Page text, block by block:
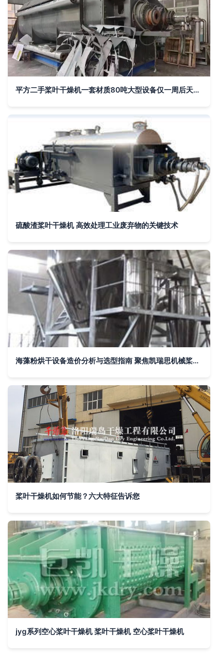
平方二手桨叶干燥机一套材质80吨大型设备仅一周后天到家需要的请联系
硫酸渣桨叶干燥机 高效处理工业废弃物的关键技术
海藻粉烘干设备造价分析与选型指南 聚焦凯瑞思机械桨叶干燥机
桨叶干燥机如何节能？六大特征告诉您
jyg系列空心桨叶干燥机 桨叶干燥机 空心桨叶干燥机